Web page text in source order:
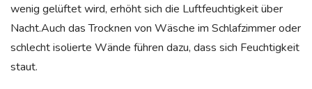
wenig gelüftet wird, erhöht sich die Luftfeuchtigkeit über
Nacht.Auch das Trocknen von Wäsche im Schlafzimmer oder
schlecht isolierte Wände führen dazu, dass sich Feuchtigkeit
staut.